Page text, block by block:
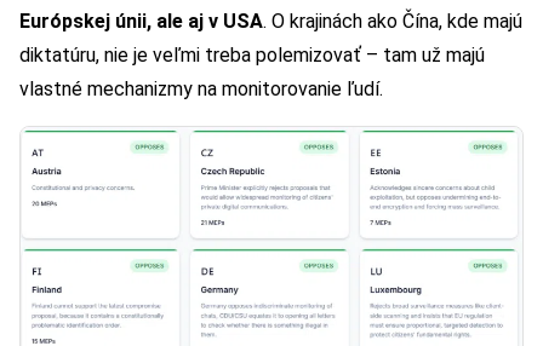
Európskej únii, ale aj v USA. O krajinách ako Čína, kde majú
diktatúru, nie je veľmi treba polemizovať – tam už majú
vlastné mechanizmy na monitorovanie ľudí.